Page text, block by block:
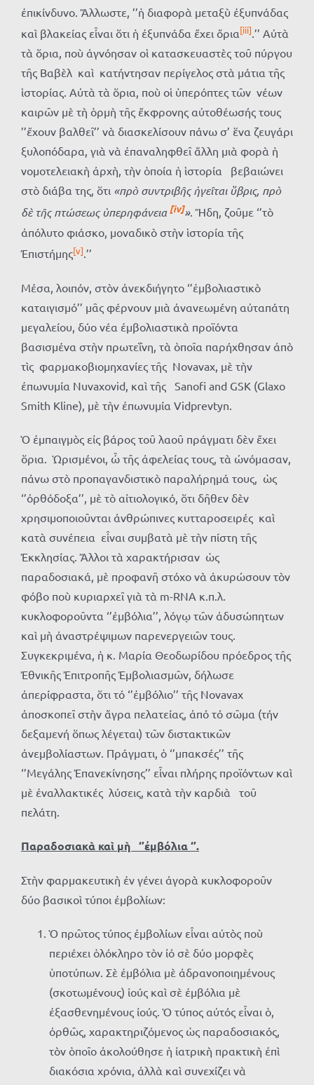
ἐπικίνδυνο. Ἄλλωστε, ’’ἡ διαφορὰ μεταξὺ ἐξυπνάδας
καὶ βλακείας εἶναι ὅτι ἡ ἐξυπνάδα ἔχει ὄρια[iii].’’ Αὐτὰ
τὰ ὅρια, ποὺ ἀγνόησαν οἱ κατασκευαστὲς τοῦ πύργου
τῆς Βαβὲλ καὶ κατήντησαν περίγελος στὰ μάτια τῆς
ἱστορίας. Αὐτὰ τὰ ὅρια, ποὺ οἱ ὑπερόπτες τῶν νέων
καιρῶν μὲ τὴ ὁρμὴ τῆς ἔκφρονης αὐτοθέωσής τους
’’ἔχουν βαλθεῖ’’ νὰ διασκελίσουν πάνω σ’ ἕνα ζευγάρι
ξυλοπόδαρα, γιὰ νὰ ἐπαναληφθεῖ ἄλλη μιὰ φορὰ ἡ
νομοτελειακὴ ἀρχὴ, τὴν ὁποία ἡ ἱστορία βεβαιώνει
στὸ διάβα της, ὅτι «πρὸ συντριβῆς ἡγεῖται ὕβρις, πρὸ
δὲ τῆς πτώσεως ὑπερηφάνεια [iv]». Ἤδη, ζοῦμε ‘’τὸ
ἀπόλυτο φιάσκο, μοναδικὸ στὴν ἱστορία τῆς
Ἐπιστήμης[v].’’
Μέσα, λοιπόν, στὸν ἀνεκδιήγητο ‘’ἐμβολιαστικὸ
καταιγισμό’’ μᾶς φέρνουν μιὰ ἀνανεωμένη αὐταπάτη
μεγαλείου, δύο νέα ἐμβολιαστικὰ προϊόντα
βασισμένα στὴν πρωτεΐνη, τὰ ὁποῖα παρήχθησαν ἀπὸ
τὶς φαρμακοβιομηχανίες τῆς Novavax, μὲ τὴν
ἐπωνυμία Nuvaxovid, καὶ τῆς Sanofi and GSK (Glaxo
Smith Kline), μὲ τὴν ἐπωνυμία Vidprevtyn.
Ὁ ἐμπαιγμὸς εἰς βάρος τοῦ λαοῦ πράγματι δὲν ἔχει
ὅρια. Ὡρισμένοι, ὦ τῆς ἀφελείας τους, τὰ ὠνόμασαν,
πάνω στὸ προπαγανδιστικὸ παραλήρημά τους, ὡς
‘’ὀρθόδοξα’’, μὲ τὸ αἰτιολογικό, ὅτι δῆθεν δὲν
χρησιμοποιοῦνται ἀνθρώπινες κυτταροσειρές καὶ
κατὰ συνέπεια εἶναι συμβατὰ μὲ τὴν πίστη τῆς
Ἐκκλησίας. Ἄλλοι τὰ χαρακτήρισαν ὡς
παραδοσιακά, μὲ προφανῆ στόχο νὰ ἀκυρώσουν τὸν
φόβο ποὺ κυριαρχεῖ γιὰ τὰ m-RNA κ.π.λ.
κυκλοφοροῦντα ‘’ἐμβόλια’’, λόγῳ τῶν ἀδυσώπητων
καὶ μὴ ἀναστρέψιμων παρενεργειῶν τους.
Συγκεκριμένα, ἡ κ. Μαρία Θεοδωρίδου πρόεδρος τῆς
Ἐθνικῆς Ἐπιτροπῆς Ἐμβολιασμῶν, δήλωσε
ἀπερίφραστα, ὅτι τό ‘’ἐμβόλιο’’ τῆς Novavax
ἀποσκοπεῖ στὴν ἄγρα πελατείας, ἀπό τό σῶμα (τήν
δεξαμενή ὅπως λέγεται) τῶν διστακτικῶν
ἀνεμβολίαστων. Πράγματι, ὁ ‘’μπακσές’’ τῆς
‘’Μεγάλης Ἐπανεκίνησης’’ εἶναι πλήρης προϊόντων καὶ
μὲ ἐναλλακτικές λύσεις, κατὰ τὴν καρδιὰ τοῦ
πελάτη.
Παραδοσιακὰ καὶ μὴ ‘’ἐμβόλια ‘’.
Στὴν φαρμακευτικὴ ἐν γένει ἀγορὰ κυκλοφοροῦν
δύο βασικοὶ τύποι ἐμβολίων:
Ὁ πρῶτος τύπος ἐμβολίων εἶναι αὐτὸς ποὺ
περιέχει ὁλόκληρο τὸν ἰό σὲ δύο μορφὲς
ὑποτύπων. Σὲ ἐμβόλια μὲ ἀδρανοποιημένους
(σκοτωμένους) ἰούς καὶ σὲ ἐμβόλια μὲ
ἐξασθενημένους ἰούς. Ὁ τύπος αὐτός εἶναι ὁ,
ὀρθῶς, χαρακτηριζόμενος ὡς παραδοσιακός,
τὸν ὁποῖο ἀκολούθησε ἡ ἰατρικὴ πρακτικὴ ἐπὶ
διακόσια χρόνια, ἀλλὰ καὶ συνεχίζει νὰ